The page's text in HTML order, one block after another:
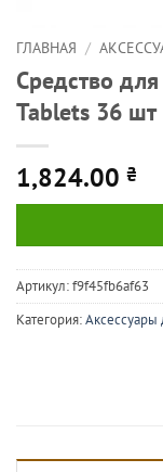
ГЛАВНАЯ /
Средство
Tablets 36 шт
1,824.00 ₴
Артикул:f9f45fb6af63
Категория: